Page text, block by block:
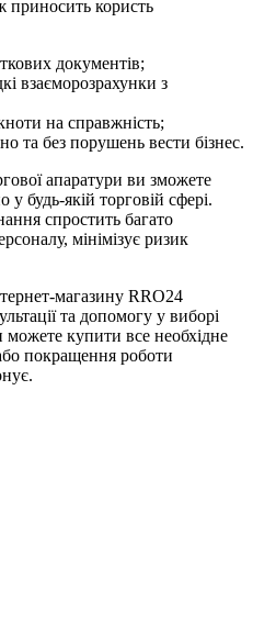
приносить користь
документів;
взаєморозрахунки з
на справжність;
та без порушень вести бізнес.
апаратури ви зможете
будь-якій торговій сфері.
спростить багато
мінімізує ризик
магазину RRO24
та допомогу у виборі
можете купити все необхідне
покращення роботи